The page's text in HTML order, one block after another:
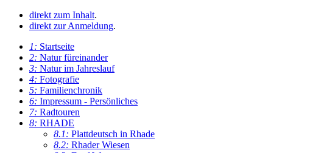
direkt zum Inhalt.
direkt zur Anmeldung.
1: Startseite
2: Natur füreinander
3: Natur im Jahreslauf
4: Fotografie
5: Familienchronik
6: Impressum - Persönliches
7: Radtouren
8: RHADE
8.1: Plattdeutsch in Rhade
8.2: Rhader Wiesen